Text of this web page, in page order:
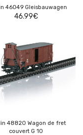
46049 Gleisbauwagen
46.99€
48820 Wagon de fret
couvert G 10